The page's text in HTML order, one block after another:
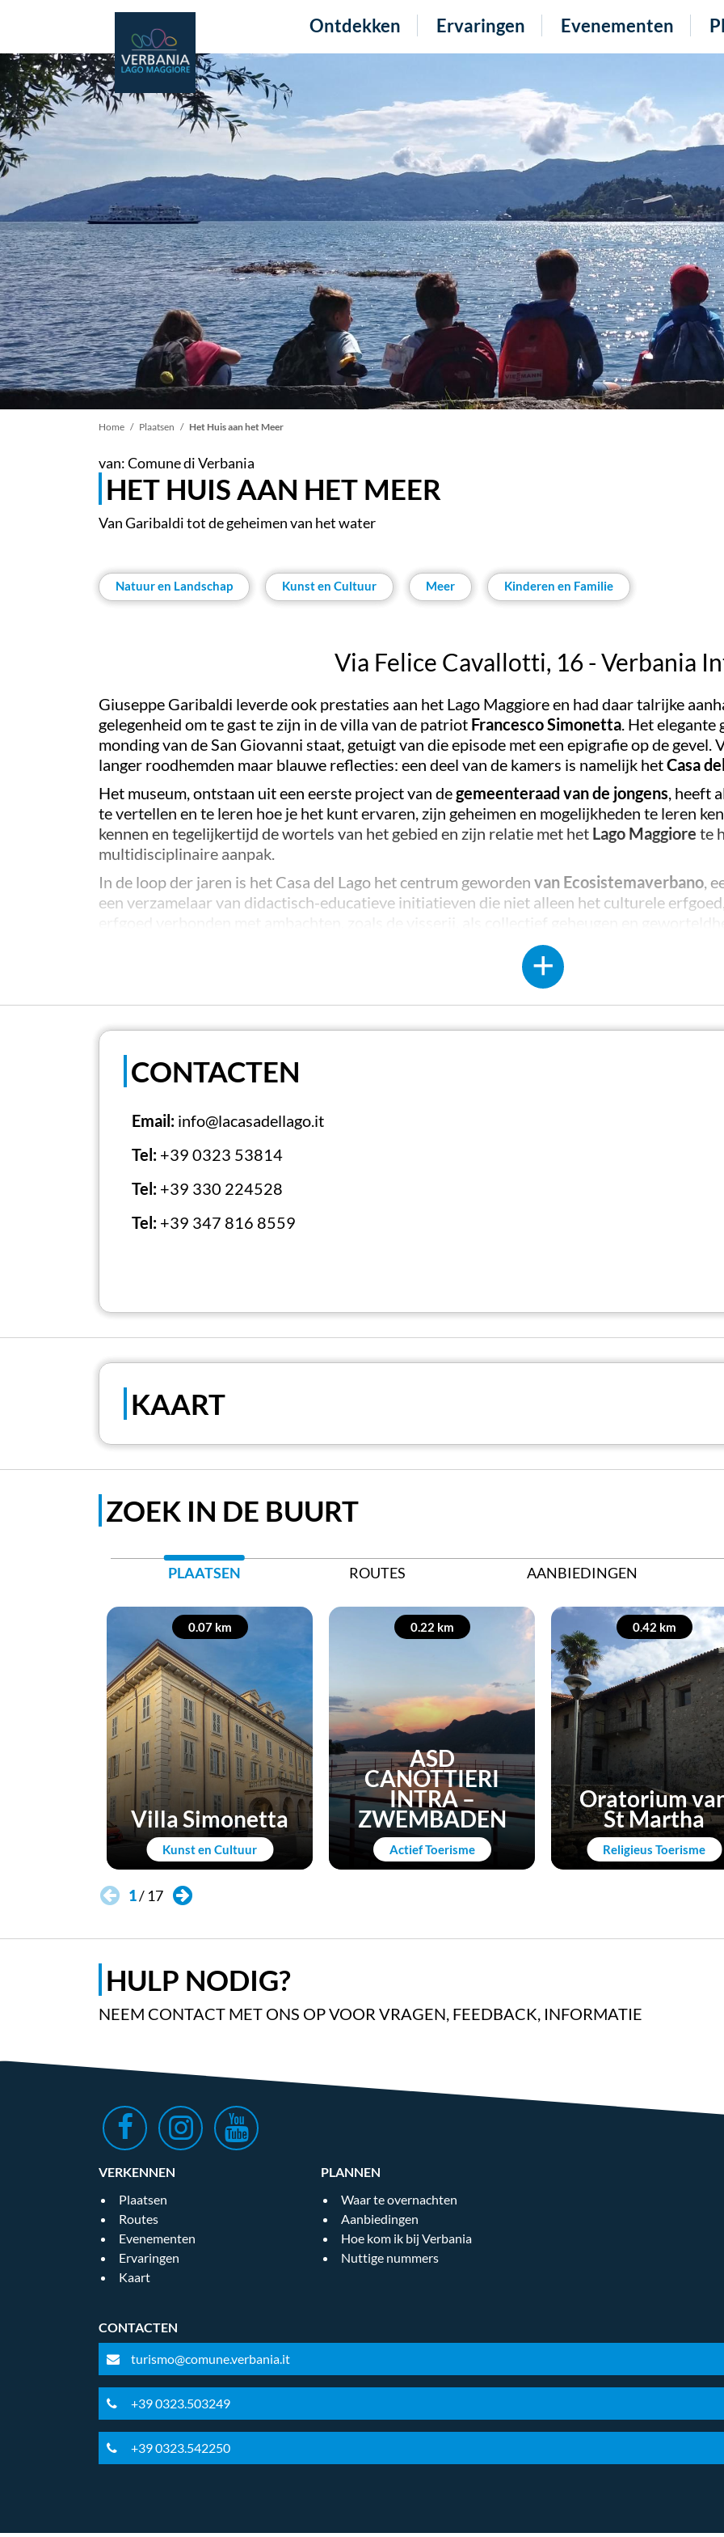
Ontdekken Ervaringen Evenementen
Kruimelpad
Home Plaatsen Het Huis aan het Meer
van: Comune di Verbania
HET HUIS AAN HET MEER
Van Garibaldi tot de geheimen van het water
Natuur en Landschap Kunst en Cultuur Meer Kinderen en Familie
Via Felice Cavallotti, 16 - Verbania
Giuseppe Garibaldi leverde ook prestaties aan het Lago Maggiore en had daar talrijke
gelegenheid om te gast te zijn in de villa van de patriot Francesco Simonetta. Het elegante
monding van de San Giovanni staat, getuigt van die episode met een epigrafie op de gevel.
langer roodhemden maar blauwe reflecties: een deel van de kamers is namelijk hetCasa
Het museum, ontstaan uit een eerste project van degemeenteraad van de jongens, heeft
te vertellen en te leren hoe je het kunt ervaren, zijn geheimen en mogelijkheden te leren
kennen en tegelijkertijd de wortels van het gebied en zijn relatie met het Lago Maggiore te
multidisciplinaire aanpak.
In de loop der jaren is het Casa del Lago het centrum geworden van Ecosistemaverbano,
een verzamelaar van didactisch-educatieve initiatieven die niet alleen het culturele
Het museum biedt rondleidingen en didactische workshops van wetenschappelijke,
waarvan de activiteiten, gestructureerd volgens leeftijdsgroepen en categorieën van
scholen, toeristen en mensen die aan de oever van het meer wonen.
scheikunde- en biologielaboratoria
worden genomen die vervolgens (samen met bezoekers en schoolgroepen) worden
Bezoeken aan het museum en educatieve workshops zijn ook mogelijk op aanvraag.
CONTACTEN
Email: info@lacasadellago.it
Tel: +39 0323 53814
Tel: +39 330 224528
Tel: +39 347 816 8559
KAART
ZOEK IN DE BUURT
PLAATSEN ROUTES AANBIEDINGEN
0.07 km
Kunst en Cultuur
Villa Simonetta
0.22 km
Actief Toerisme
ASD
CANOTTIERI
INTRA –
ZWEMBADEN
0.42 km
Religieus Toerisme
Oratorium
St Martha
1/ 17
HULP NODIG?
NEEM CONTACT MET ONS OP VOOR VRAGEN, FEEDBACK, INFORMATIE
VERKENNEN
Plaatsen
Routes
Evenementen
Ervaringen
Kaart
PLANNEN
Waar te overnachten
Aanbiedingen
Hoe kom ik bij Verbania
Nuttige nummers
CONTACTEN
turismo@comune.verbania.it
+39 0323.503249
+39 0323.542250